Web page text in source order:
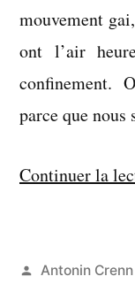
mouvement
ont l’air
confinement.
parce que
Continuer la
Publié
Antonin Crenn